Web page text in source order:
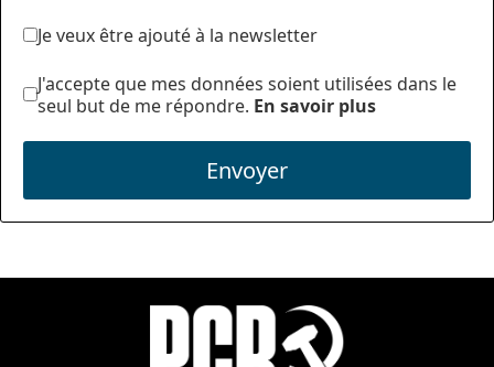
Je veux être ajouté à la newsletter
J'accepte que mes données soient utilisées dans le
seul but de me répondre. En savoir plus
Envoyer